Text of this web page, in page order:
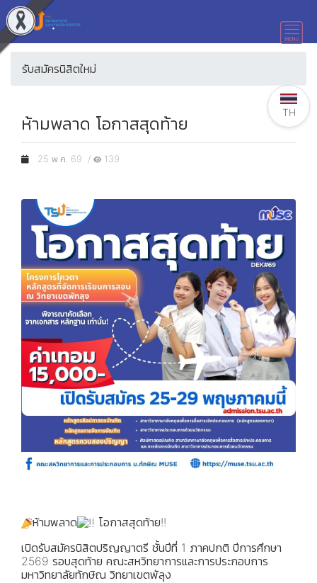
รับสมัครนิสิตใหม่
ห้ามพลาด โอกาสสุดท้าย
25 พ.ค. 69 / 139
ห้ามพลาด
โอกาสสุดท้าย!!
เปิดรับสมัครนิสิตปริญญาตรี ชั้นปีที่ 1 ภาคปกติ ปีการศึกษา
2569 รอบสุดท้าย คณะสหวิทยาการและการประกอบการ
มหาวิทยาลัยทักษิณ วิทยาเขตพัลุง
TH